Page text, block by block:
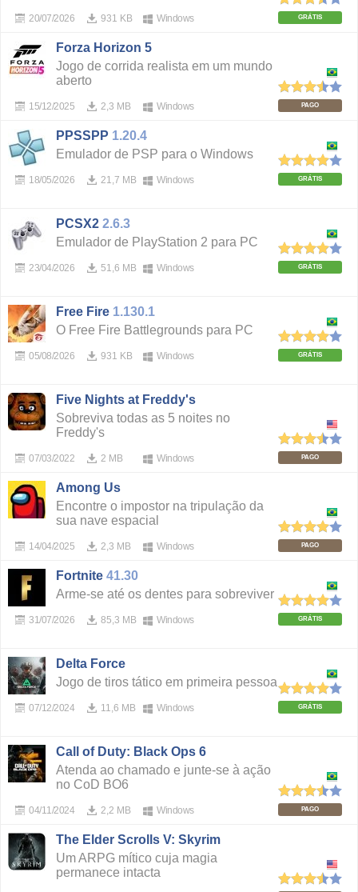
GRÁTIS
931 KB
20/07/2026 Windows
Forza Horizon 5
Jogo de corrida realista em um mundo
aberto
PAGO
2,3 MB
15/12/2025 Windows
PPSSPP 1.20.4
Emulador de PSP para o Windows
GRÁTIS
21,7 MB
18/05/2026 Windows
PCSX2 2.6.3
Emulador de PlayStation 2 para PC
GRÁTIS
51,6 MB
23/04/2026 Windows
Free Fire 1.130.1
O Free Fire Battlegrounds para PC
GRÁTIS
931 KB
05/08/2026 Windows
Five Nights at Freddy's
Sobreviva todas as 5 noites no
Freddy's
PAGO
2 MB
07/03/2022 Windows
Among Us
Encontre o impostor na tripulação da
sua nave espacial
PAGO
2,3 MB
14/04/2025 Windows
Fortnite 41.30
Arme-se até os dentes para sobreviver
GRÁTIS
85,3 MB
31/07/2026 Windows
Delta Force
Jogo de tiros tático em primeira pessoa
GRÁTIS
11,6 MB
07/12/2024 Windows
Call of Duty: Black Ops 6
Atenda ao chamado e junte-se à ação
no CoD BO6
PAGO
2,2 MB
04/11/2024 Windows
The Elder Scrolls V: Skyrim
Um ARPG mítico cuja magia
permanece intacta